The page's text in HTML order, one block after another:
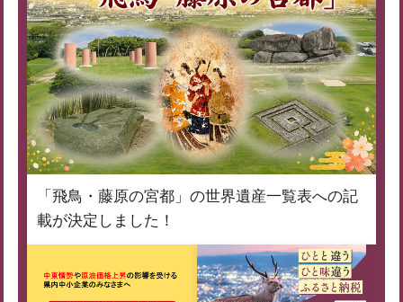
「飛鳥・藤原の宮都」の世界遺産一覧表への記
載が決定しました！